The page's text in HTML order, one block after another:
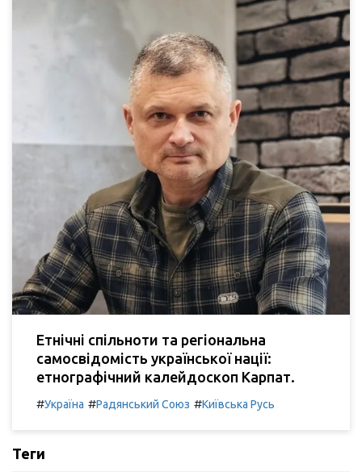
Етнічні спільноти та регіональна
самосвідомість української нації:
етнографічний калейдоскоп Карпат.
#Україна #Радянський Союз #Київська Русь
Теги